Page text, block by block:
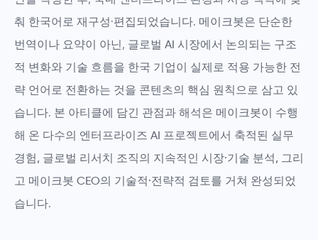
춰 한국어로 재구성·편집되었습니다. 메이크봇은 단순한
번역이나 요약이 아닌, 글로벌 AI 시장에서 논의되는 구조
적 변화와 기술 흐름을 한국 기업이 실제로 적용 가능한 전
략 언어로 전환하는 것을 콘텐츠의 핵심 원칙으로 삼고 있
습니다. 본 아티클에 담긴 관점과 해석은 메이크봇이 수행
해 온 다수의 엔터프라이즈 AI 프로젝트에서 축적된 실무
경험, 글로벌 리서치 조직의 지속적인 시장·기술 분석, 그리
고 메이크봇 CEO의 기술적·전략적 검토를 거쳐 완성되었
습니다.